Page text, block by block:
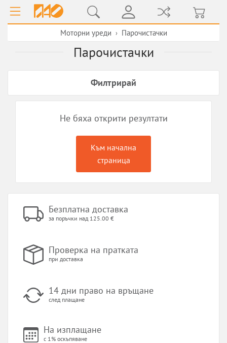
Моторни уреди › Парочистачки
Парочистачки
Филтрирай
Не бяха открити резултати
Към начална
страница
Безплатна доставка
за поръчки над 125.00 €
Проверка на пратката
при доставка
14 дни право на връщане
след плащане
На изплащане
с 1% оскъпяване